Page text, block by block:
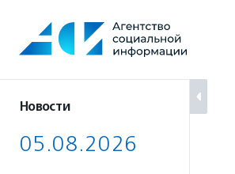
содержанию
Новости
05.08.2026